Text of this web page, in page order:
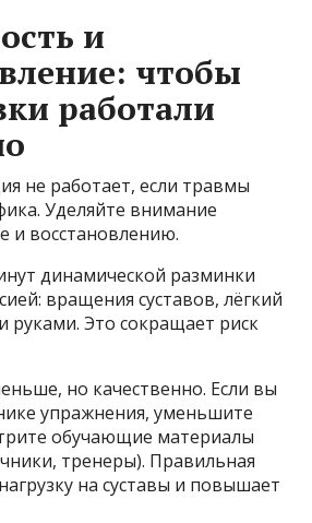
и
чтобы
работали
не работает, если травмы
Уделяйте внимание
и восстановлению.
динамической разминки
вращения суставов, лёгкий
руками. Это сокращает риск
но качественно. Если вы
упражнения, уменьшите
обучающие материалы
тренеры). Правильная
на суставы и повышает